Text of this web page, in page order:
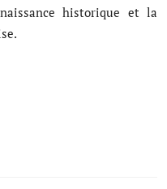
historique et la